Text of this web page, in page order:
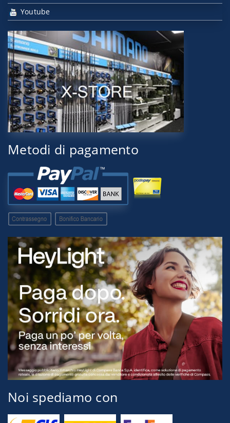
Youtube
Metodi di pagamento
Noi spediamo con